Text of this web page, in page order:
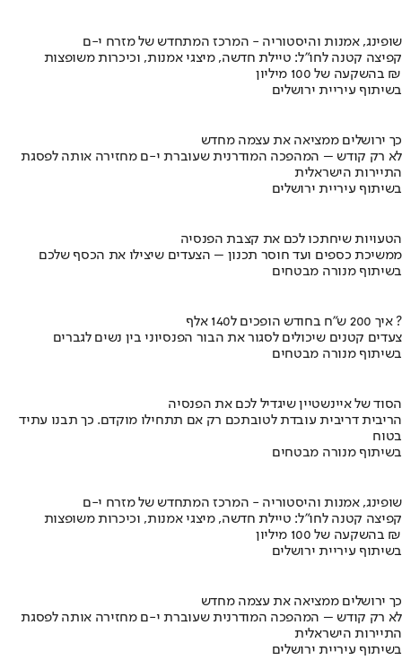
שופינג, אמנות והיסטוריה - המרכז המתחדש של מזרח י-ם
קפיצה קטנה לחו"ל: טיילת חדשה, מיצגי אמנות, וכיכרות משופצות
בהשקעה של 100 מיליון ₪
בשיתוף עיריית ירושלים
כך ירושלים ממציאה את עצמה מחדש
לא רק קודש – המהפכה המודרנית שעוברת י-ם מחזירה אותה לפסגת
התיירות הישראלית
בשיתוף עיריית ירושלים
הטעויות שיחתכו לכם את קצבת הפנסיה
ממשיכת כספים ועד חוסר תכנון – הצעדים שיצילו את הכסף שלכם
בשיתוף מנורה מבטחים
איך 200 ש"ח בחודש הופכים ל140 אלף ?
צעדים קטנים שיכולים לסגור את הבור הפנסיוני בין נשים לגברים
בשיתוף מנורה מבטחים
הסוד של איינשטיין שיגדיל לכם את הפנסיה
הריבית דריבית עובדת לטובתכם רק אם תתחילו מוקדם. כך תבנו עתיד
בטוח
בשיתוף מנורה מבטחים
שופינג, אמנות והיסטוריה - המרכז המתחדש של מזרח י-ם
קפיצה קטנה לחו"ל: טיילת חדשה, מיצגי אמנות, וכיכרות משופצות
בהשקעה של 100 מיליון ₪
בשיתוף עיריית ירושלים
כך ירושלים ממציאה את עצמה מחדש
לא רק קודש – המהפכה המודרנית שעוברת י-ם מחזירה אותה לפסגת
התיירות הישראלית
בשיתוף עיריית ירושלים